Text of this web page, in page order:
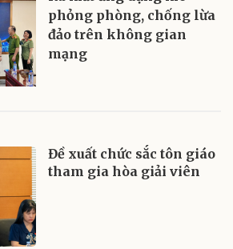
phỏng phòng, chống lừa
đảo trên không gian
mạng
Đề xuất chức sắc tôn giáo
tham gia hòa giải viên